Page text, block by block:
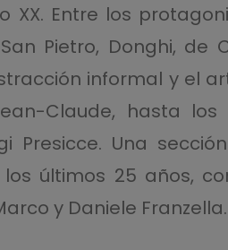
XX. Entre los
Pietro, Donghi, de
informal y el
Claude, hasta
Presicce. Una
últimos 25 años,
y Daniele Franzella.